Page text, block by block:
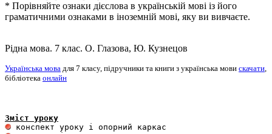
* Порівняйте ознаки дієслова в українській мові із його
граматичними ознаками в іноземній мові, яку ви вивчаєте.
Рідна мова. 7 клас. О. Глазова, Ю. Кузнецов
Українська мова для 7 класу, підручники та книги з українська мови скачати,
бібліотека онлайн
Зміст уроку